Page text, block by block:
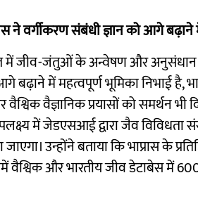
ने वर्गीकरण संबंधी ज्ञान को आगे
में जीव-जंतुओं के अन्वेषण और अनुसंधान के
बढ़ाने में महत्वपूर्ण भूमिका निभाई है,
वैज्ञानिक प्रयासों को समर्थन भी
में जेडएसआई द्वारा जैव विविधता
जाएगा। उन्होंने बताया कि भाप्रास के
वैश्विक और भारतीय जीव डेटाबेस में